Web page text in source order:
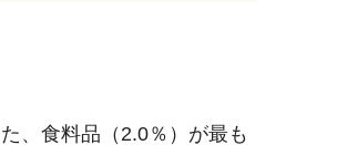
、食料品（2.0％）が最も